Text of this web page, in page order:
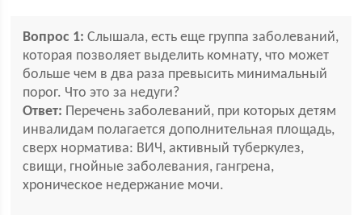
Вопрос 1: Слышала, есть еще группа заболеваний,
которая позволяет выделить комнату, что может
больше чем в два раза превысить минимальный
порог. Что это за недуги?
Ответ: Перечень заболеваний, при которых детям
инвалидам полагается дополнительная площадь,
сверх норматива: ВИЧ, активный туберкулез,
свищи, гнойные заболевания, гангрена,
хроническое недержание мочи.